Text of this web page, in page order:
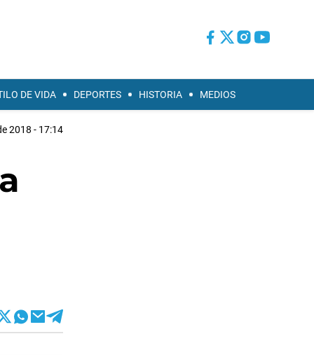
DE VIDA DEPORTES HISTORIA MEDIOS
2018 - 17:14